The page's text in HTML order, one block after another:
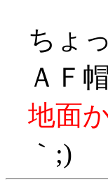
ちょ
ＡＦ
地面
｀;)